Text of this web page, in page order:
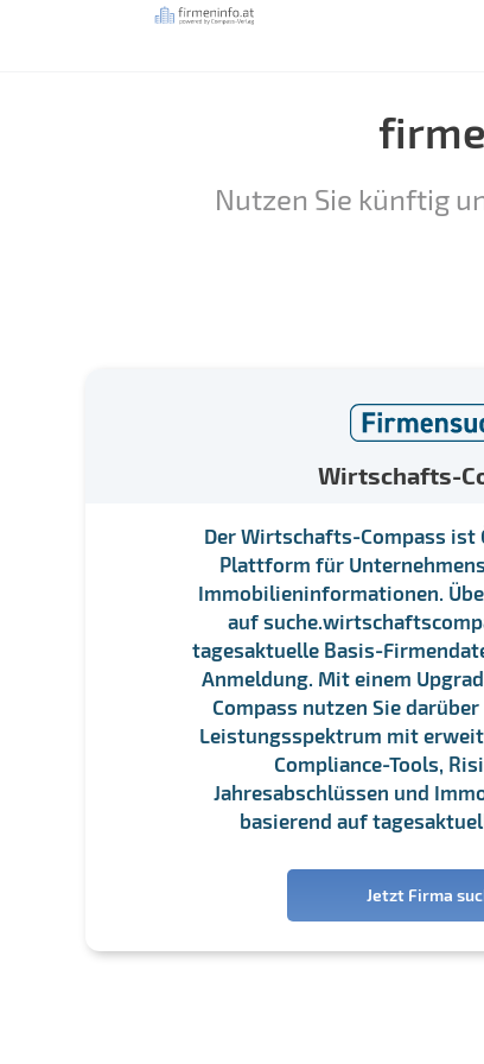
Nutzen Sie künftig
Wirtschafts-
Der Wirtschafts-Compass ist
Plattform für
Immobilieninformationen.
auf
tagesaktuelle Basis-
Anmeldung. Mit einem
Compass nutzen Sie
Leistungsspektrum mit
Compliance-Tools,
Jahresabschlüssen und
basierend auf
Jetzt Firma